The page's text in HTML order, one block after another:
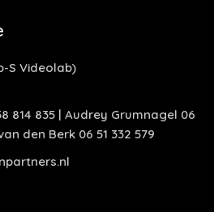
S Videolab)
814 835 | Audrey Grumnagel 06
den Berk 06 51 332 579